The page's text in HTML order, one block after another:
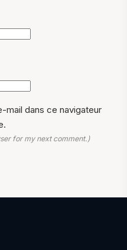
mail dans ce navigateur
for my next comment.)